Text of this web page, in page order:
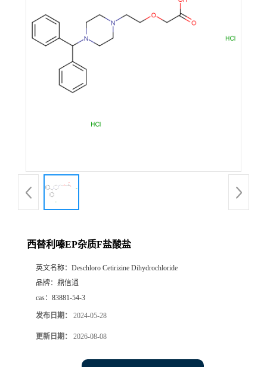
西替利嗪EP杂质F盐酸盐
英文名称： Deschloro Cetirizine Dihydrochloride
品牌： 鼎信通
cas： 83881-54-3
发布日期： 2024-05-28
更新日期： 2026-08-08